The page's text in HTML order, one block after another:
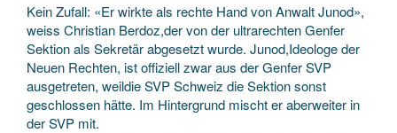
Kein Zufall: «Er wirkte als rechte Hand von Anwalt Junod»,
weiss Christian Berdoz,der von der ultrarechten Genfer
Sektion als Sekretär abgesetzt wurde. Junod,Ideologe der
Neuen Rechten, ist offiziell zwar aus der Genfer SVP
ausgetreten, weildie SVP Schweiz die Sektion sonst
geschlossen hätte. Im Hintergrund mischt er aberweiter in
der SVP mit.